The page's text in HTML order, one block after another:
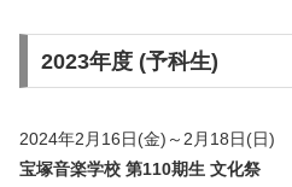
2023年度 (予科生)
2024年2月16日(金)～2月18日(日)
宝塚音楽学校 第110期生 文化祭